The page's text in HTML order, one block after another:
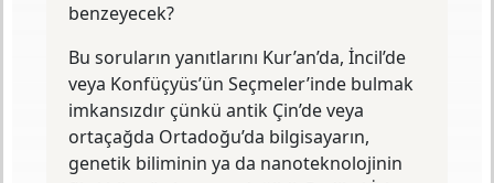
benzeyecek?
Bu soruların yanıtlarını Kur’an’da, İncil’de
veya Konfüçyüs’ün Seçmeler’inde bulmak
imkansızdır çünkü antik Çin’de veya
ortaçağda Ortadoğu’da bilgisayarın,
genetik biliminin ya da nanoteknolojinin